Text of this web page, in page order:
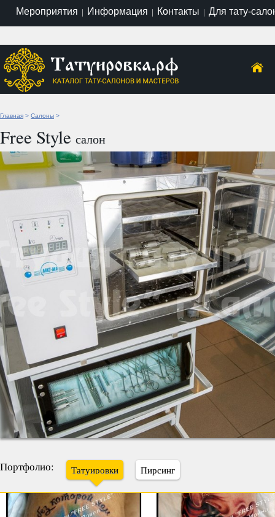
Мероприятия | Информация | Контакты | Для тату-
Главная > Салоны >
Free Style салон
Портфолио: Татуировки Пирсинг